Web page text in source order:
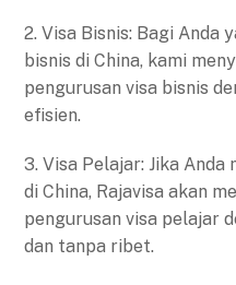
2. Visa Bisnis: Bagi Anda
bisnis di China, kami
pengurusan visa bisnis
efisien.
3. Visa Pelajar: Jika
di China, Rajavisa akan
pengurusan visa pelajar
dan tanpa ribet.